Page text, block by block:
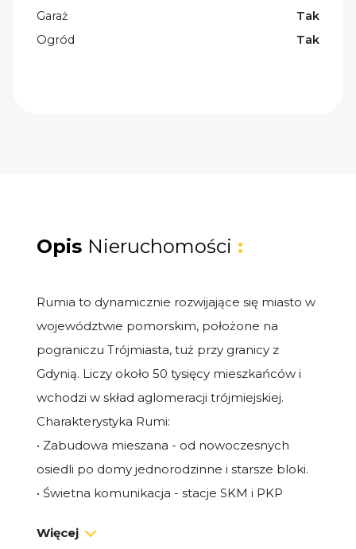
Garaż
Tak
Ogród
Tak
Opis Nieruchomości :
Rumia to dynamicznie rozwijające się miasto w
województwie pomorskim, położone na
pograniczu Trójmiasta, tuż przy granicy z
Gdynią. Liczy około 50 tysięcy mieszkańców i
wchodzi w skład aglomeracji trójmiejskiej.
Charakterystyka Rumi:
• Zabudowa mieszana - od nowoczesnych
osiedli po domy jednorodzinne i starsze bloki.
• Świetna komunikacja - stacje SKM i PKP
Wejherowa.
Więcej